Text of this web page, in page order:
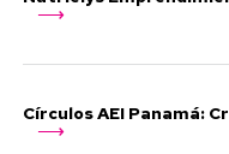
Círculos AEI Panamá: